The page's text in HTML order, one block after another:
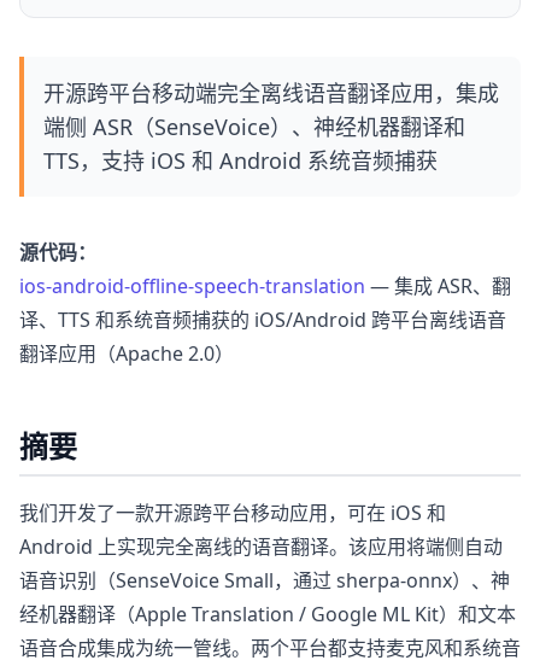
开源跨平台移动端完全离线语音翻译应用，集成
端侧 ASR（SenseVoice）、神经机器翻译和
TTS，支持 iOS 和 Android 系统音频捕获
源代码：
ios-android-offline-speech-translation — 集成 ASR、翻
译、TTS 和系统音频捕获的 iOS/Android 跨平台离线语音
翻译应用（Apache 2.0）
摘要
我们开发了一款开源跨平台移动应用，可在 iOS 和
Android 上实现完全离线的语音翻译。该应用将端侧自动
语音识别（SenseVoice Small，通过 sherpa-onnx）、神
经机器翻译（Apple Translation / Google ML Kit）和文本
语音合成集成为统一管线。两个平台都支持麦克风和系统音